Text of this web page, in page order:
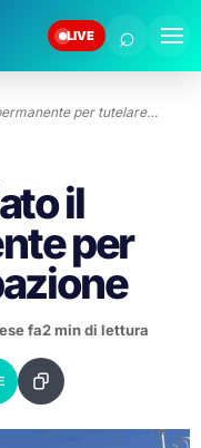
LIVE ⌕
per tutelare…
il
per
fa2 min di lettura